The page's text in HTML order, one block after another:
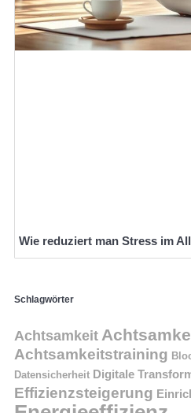
Wie reduziert man Stress im
Schlagwörter
Achtsamkeit
Achtsamkeitstraining
Datensicherheit Digitale
Effizienzsteigerung